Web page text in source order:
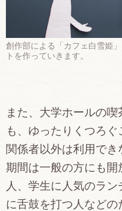
創作部による「カフェ白雪姫
トを作っていきます。
また、大学ホールの
も、ゆったりくつろ
関係者以外は利用で
期間は一般の方にも
人、学生に人気のラ
に舌鼓を打つ人など